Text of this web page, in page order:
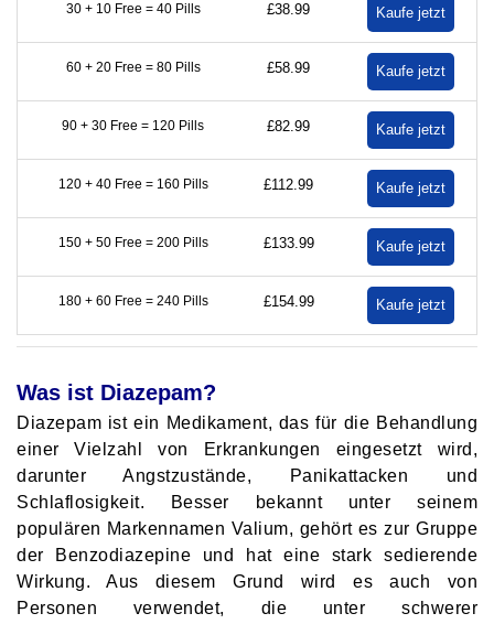
30 + 10 Free = 40 Pills £38.99
60 + 20 Free = 80 Pills £58.99
90 + 30 Free = 120 Pills £82.99
120 + 40 Free = 160 Pills £112.99
150 + 50 Free = 200 Pills £133.99
180 + 60 Free = 240 Pills £154.99
Was ist Diazepam?
Diazepam ist ein Medikament, das für die Behandlung
einer Vielzahl von Erkrankungen eingesetzt wird,
darunter Angstzustände, Panikattacken und
Schlaflosigkeit. Besser bekannt unter seinem
populären Markennamen Valium, gehört es zur Gruppe
der Benzodiazepine und hat eine stark sedierende
Wirkung. Aus diesem Grund wird es auch von
Personen verwendet, die unter schwerer